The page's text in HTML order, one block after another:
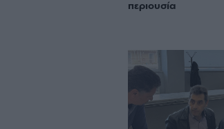
περιουσία